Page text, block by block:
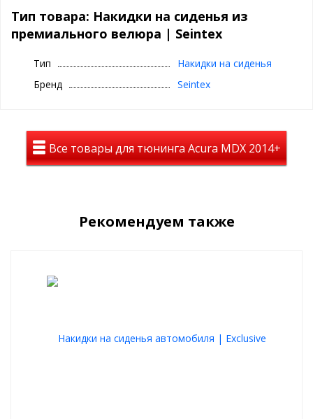
Cтильный и индивидуальный интерьер
автомобиля с защитой от повреждений и
загрязнений
Основные преимущества накидок
Велюр – востребованный обивочный материал. Его широкого
используют при изготовлении автомобильных аксессуаров. Он
не греется на солнце, красиво, богато и одновременно уютно
механические воздействия, надежно защищают само сидение
от грязи, пыли и влаги.
стильный вид
подарят комфорт летом
Тип товара: Накидки на сиденья из
премиального велюра | Seintex
Тип
Накидки на сиденья
Бренд
Seintex
Все товары для тюнинга Acura MDX 2014+
Рекомендуем также